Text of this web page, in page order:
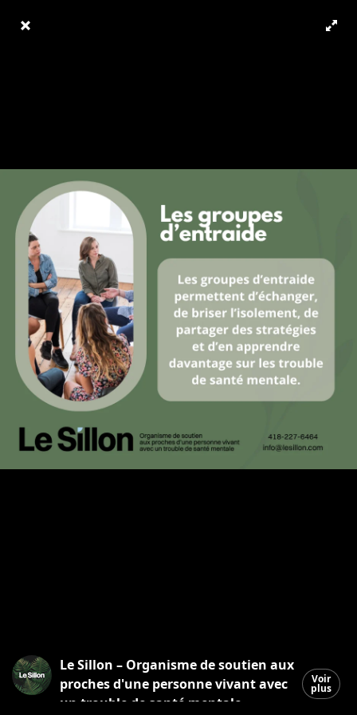
Le Sillon – Organisme de soutien aux
proches d'une personne vivant avec
un trouble de santé mentale.
Voir
plus